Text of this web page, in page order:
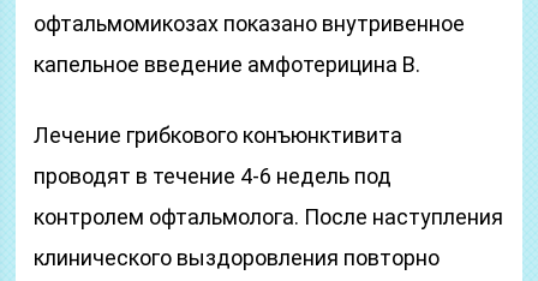
офтальмомикозах показано внутривенное
капельное введение амфотерицина В.
Лечение грибкового конъюнктивита
проводят в течение 4-6 недель под
контролем офтальмолога. После наступления
клинического выздоровления повторно